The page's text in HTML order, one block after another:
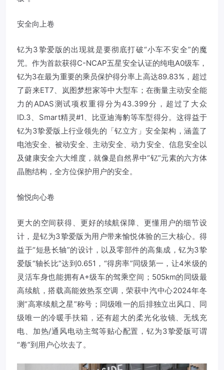
安全向上卷
钇为3挚爱版的出现就是要彻底打破“小车不安全”的魔
咒。作为首款获得C-NCAP五星安全认证的纯电A0级车，
钇为3在最为重要的乘员保护得分率上高达89.83%，超过
了蔚来ET7、岚图梦想家等中大型车；在衡量主动安全能
力的ADAS测试项权重得分为43.399分，超过了大众
ID.3、Smart精灵#1、比亚迪海豹等车型得分。这得益于
钇为3挚爱版上行业领先的「钇立方」安全架构，涵盖了
电池安全、被动安全、主动安全、动力安全、信息安全以
及健康安全六大维度，就像是自然界中“钇”元素的六方体
晶胞结构，全方位保护用户的安全。
愉悦向心卷
更大的空间获得、更好的续航保障、更懂用户的细节设
计，是钇为3挚爱版为用户带来愉悦体验的三大核心。得
益于“短悬长轴”的设计，以及零部件的高集成，钇为3挚
爱版“轴长比”达到0.651，“得房率”同级第一，让4米级的
灵活车身也能拥有A+级车的驾乘空间；505km的同级最
高续航，搭载高能效热泵空调，荣获中汽中心2024年冬
测“高寒续航之星”称号；同级唯一的后排独立出风口、同
级唯一的冷暖手扶箱，还有超大的柔光化妆镜、无线充
电、加热/通风电动主驾等贴心配置，钇为3挚爱版可谓
“卷”到用户心坎去了。